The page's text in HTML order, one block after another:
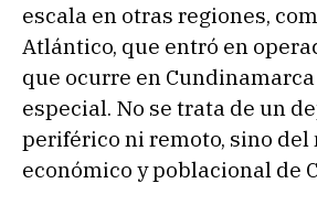
escala en otras regiones,
Atlántico, que entró en
que ocurre en
especial. No se trata de un
periférico ni remoto, sino del
económico y poblacional de